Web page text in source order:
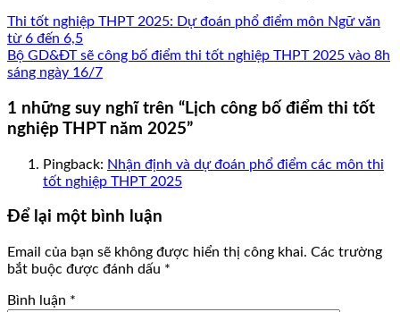
Thi tốt nghiệp THPT 2025: Dự đoán phổ điểm môn Ngữ văn
từ 6 đến 6,5
Bộ GD&ĐT sẽ công bố điểm thi tốt nghiệp THPT 2025 vào 8h
sáng ngày 16/7
1 những suy nghĩ trên “ Lịch công bố điểm thi tốt
nghiệp THPT năm 2025”
Pingback: Nhận định và dự đoán phổ điểm các môn thi
tốt nghiệp THPT 2025
Để lại một bình luận
Email của bạn sẽ không được hiển thị công khai. Các trường
bắt buộc được đánh dấu *
Bình luận *